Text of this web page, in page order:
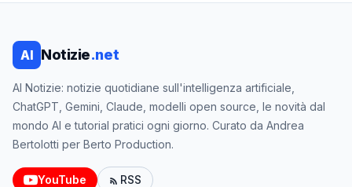
AI Notizie.net
AI Notizie: notizie quotidiane sull'intelligenza artificiale,
ChatGPT, Gemini, Claude, modelli open source, le novità dal
mondo AI e tutorial pratici ogni giorno. Curato da Andrea
Bertolotti per Berto Production.
YouTube RSS